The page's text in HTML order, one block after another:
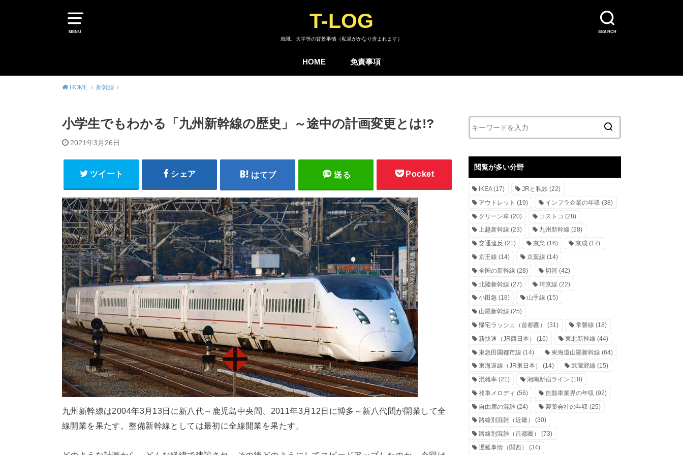
MENU SEARCH
T-LOG
就職、大学等の背景事情（私見がかなり含まれます）
HOME 免責事項
HOME 新幹線
小学生でもわかる「九州新幹線の歴史」～途中の計画変更とは!?
2021年3月26日
ツイート シェア はてブ 送る Pocket
九州新幹線は2004年3月13日に新八代～鹿児島中央間、2011年3月12日に博多～新八代間が開業して全
線開業を果たす。整備新幹線としては最初に全線開業を果たす。
閲覧が多い分野
IKEA(17) JRと私鉄 (22)
アウトレット (19) インフラ企業の年収 (38)
グリーン車 (20) コストコ (28)
上越新幹線 (23) 九州新幹線 (28)
交通違反 (21) 京急 (16) 京成(17)
京王線 (14) 京葉線 (14)
全国の新幹線 (28) 切符(42)
北陸新幹線 (27) 埼京線 (22)
小田急 (18) 山手線 (15)
山陽新幹線 (25)
帰宅ラッシュ（首都圏）
(31) 常磐線 (18)
新快速（JR西日本）
(16) 東北新幹線 (44)
東急田園都市線 (14) 東海道山陽新幹線 (64)
東海道線（JR東日本）
(14) 武蔵野線 (15)
混雑率 (21) 湘南新宿ライン (18)
発車メロディ (56) 自動車業界の年収 (92)
自由席の混雑 (24) 製薬会社の年収 (25)
路線別混雑（近畿）
(30)
路線別混雑（首都圏）
(73)
遅延事情（関西）
(34)